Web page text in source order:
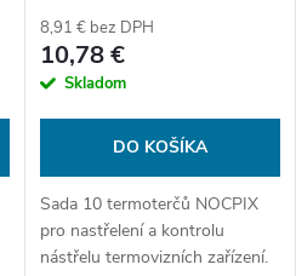
8,91 € bez DPH
10,78 €
Skladom
DO KOŠÍKA
Sada 10 termoterčů NOCPIX
pro nastřelení a kontrolu
nástřelu termovizních zařízení.